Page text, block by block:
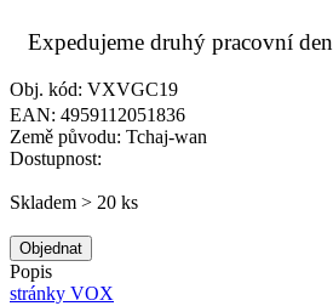
Expedujeme druhý pracovní den
Obj. kód: VXVGC19
EAN: 4959112051836
Země původu: Tchaj-wan
Dostupnost:
Skladem > 20 ks
Objednat
Popis
stránky VOX